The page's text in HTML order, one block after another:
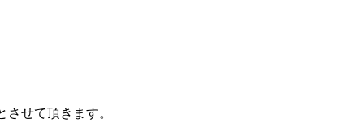
せて頂きます。